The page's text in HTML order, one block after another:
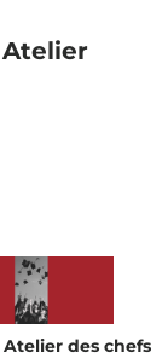
Atelier
Atelier des chefs